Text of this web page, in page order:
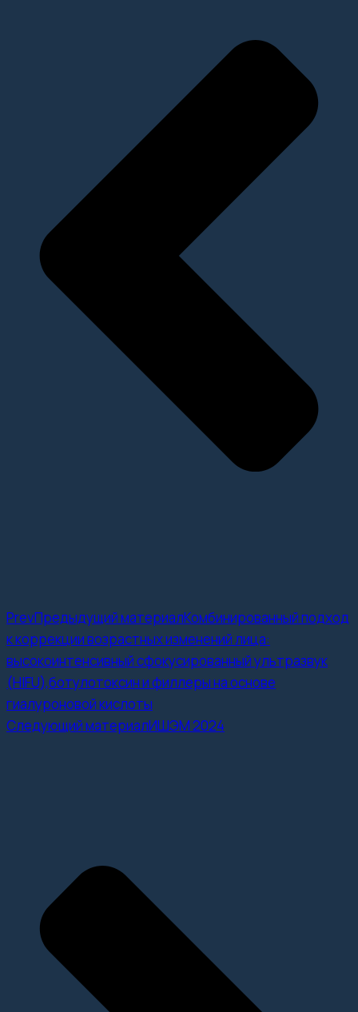
PrevПредыдущий материалКомбинированный подход
к коррекции возрастных изменений лица:
высокоинтенсивный сфокусированный ультразвук
(HIFU),ботулотоксин и филлеры на основе
гиалуроновой кислоты
Следующий материалИШЭМ 2024